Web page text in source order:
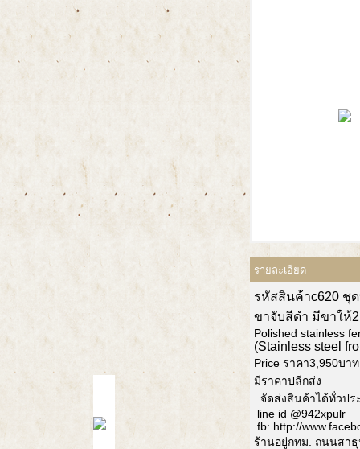
รายละเอียด
รหัสสินค้าc620 ชุ
ขาจับสีดำ มีขาให้
Polished stainless
(Stainless steel
Price ราคา3,950บา
มีราคาปลีกส่ง
จัดส่งสินค้าได้ทั่วปร
line id @942xpulr
fb: http://
ร้านอยู่กทม. ถนนสาธุ